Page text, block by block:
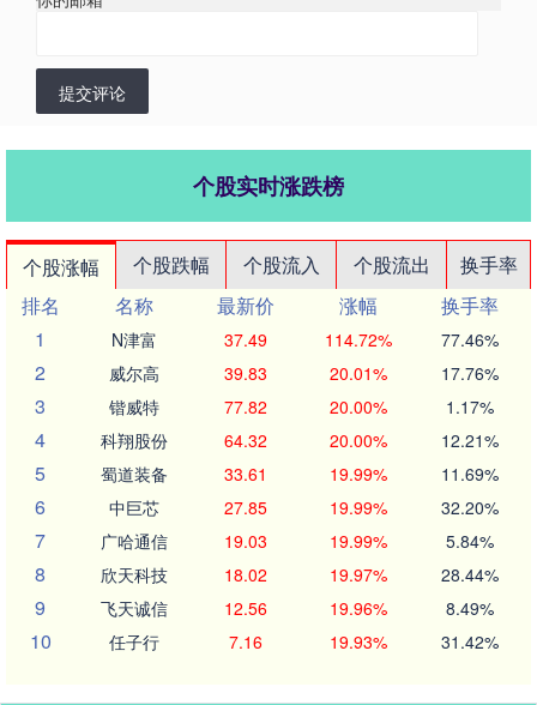
提交评论
个股实时涨跌榜
个股涨幅 个股跌幅 个股流入 个股流出
换手率
排名
名称 最新价 涨幅
换手率
1
N津富 37.49 114.72% 77.46%
2 威尔高 39.83 20.01% 17.76%
3 锴威特 77.82 20.00% 1.17%
4 科翔股份 64.32 20.00% 12.21%
5 蜀道装备 33.61 19.99% 11.69%
6 中巨芯 27.85 19.99% 32.20%
7 广哈通信 19.03 19.99% 5.84%
8 欣天科技 18.02 19.97% 28.44%
9 飞天诚信 12.56 19.96% 8.49%
10 任子行 7.16 19.93% 31.42%